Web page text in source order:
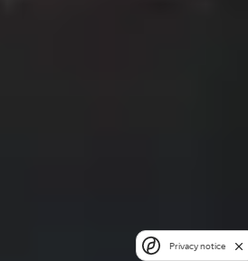
Privacy notice